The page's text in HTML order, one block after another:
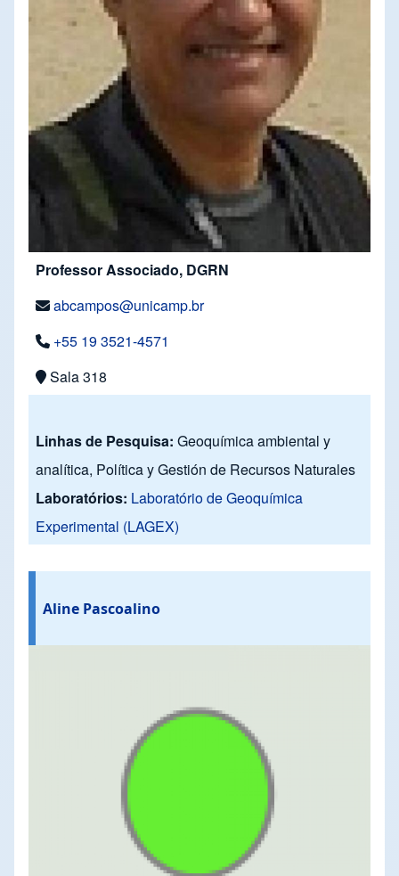
Professor Associado, DGRN
abcampos@unicamp.br
+55 19 3521-4571
Sala 318
Linhas de Pesquisa: Geoquímica ambiental y
analítica, Política y Gestión de Recursos Naturales
Laboratórios: Laboratório de Geoquímica
Experimental (LAGEX)
Aline Pascoalino